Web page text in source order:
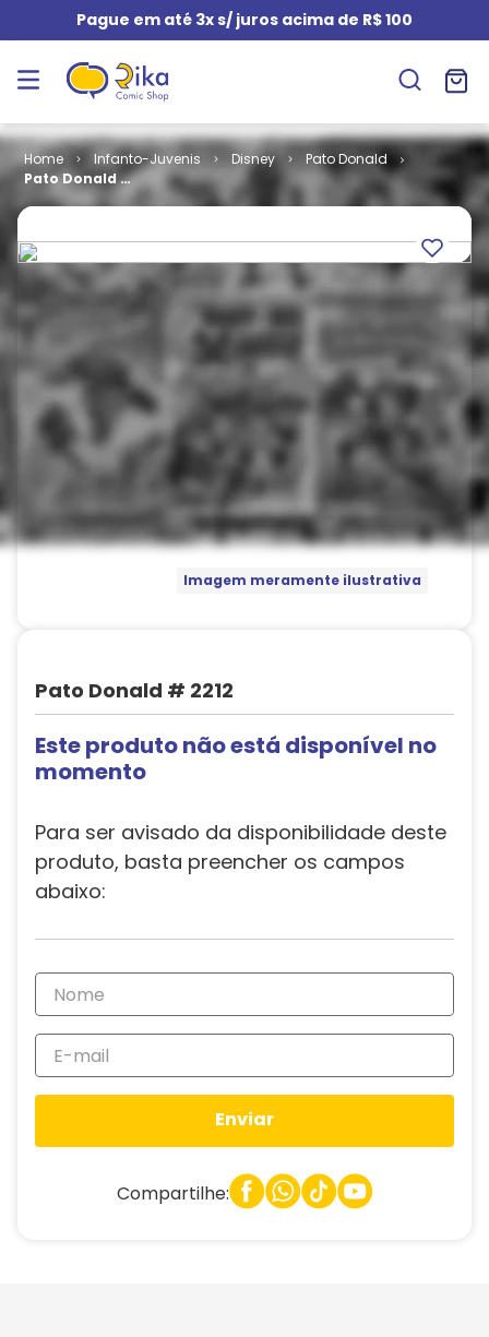
Pague em até 3x s/ juros acima de R$ 100
Infanto-Juvenis Disney
Pato Donald
Pato Donald #
2212
Imagem meramente ilustrativa
Pato Donald # 2212
Este produto não está disponível no
momento
Para ser avisado da disponibilidade deste
produto, basta preencher os campos
abaixo:
Enviar
Compartilhe: